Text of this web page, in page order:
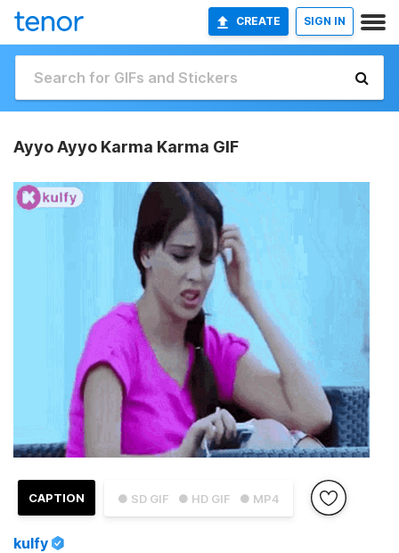
CREATE SIGN IN
Ayyo Ayyo Karma Karma GIF
● SD GIF ● HD GIF ● MP4
CAPTION
kulfy